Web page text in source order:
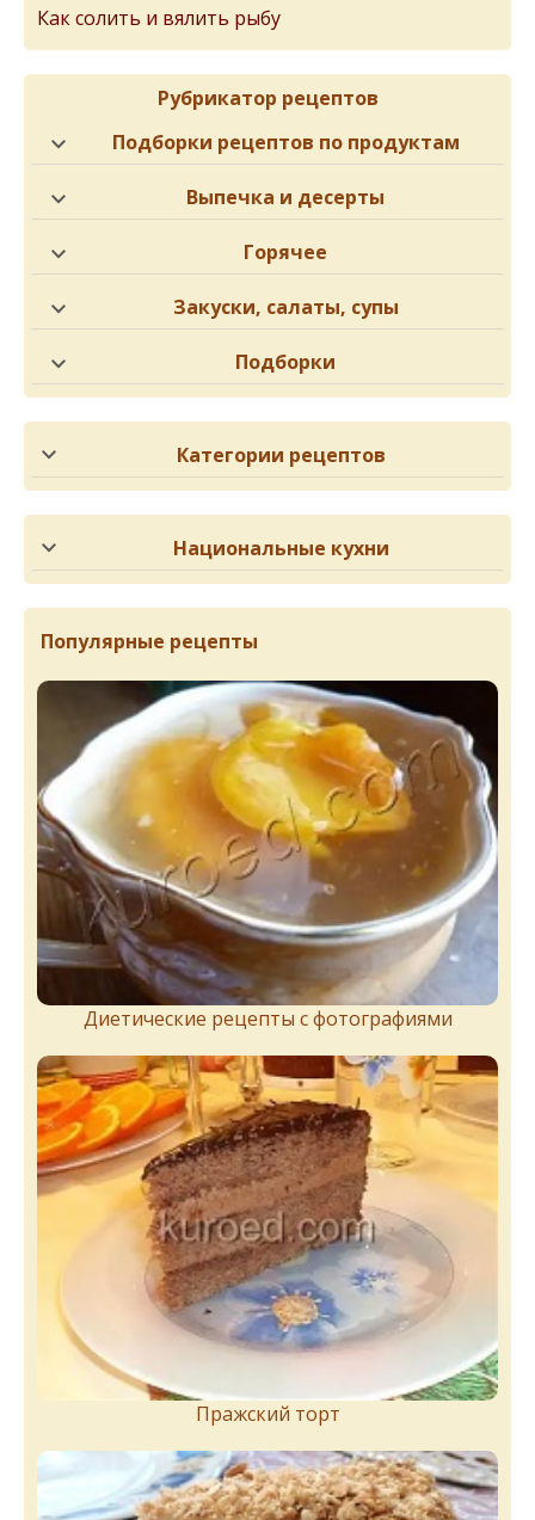
Как солить и вялить рыбу
Рубрикатор рецептов
Подборки рецептов по продуктам
Выпечка и десерты
Горячее
Закуски, салаты, супы
Подборки
Категории рецептов
Национальные кухни
Популярные рецепты
Диетические рецепты с фотографиями
Пражский торт